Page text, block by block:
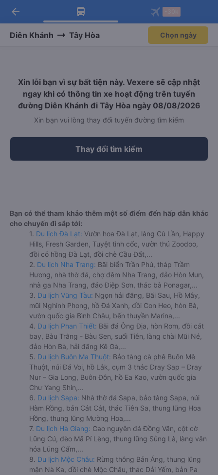
Tải app Vexere ngay!
Nhận ưu đãi thành viên độc
Mở app
Tải app Vexere
-30k/ghế khi đặt vé máy bay qua
Mở app
arrow_back
Diên Khánh Tây Hòa Chọn ngày
Xin lỗi bạn vì sự bất tiện này. Vexere sẽ cập nhật
ngay khi có thông tin xe hoạt động trên tuyến
đường Diên Khánh đi Tây Hòa ngày 08/08/2026
Xin bạn vui lòng thay đổi tuyến đường tìm kiếm
Thay đổi tìm kiếm
Bạn có thể tham khảo thêm một số điểm đến hấp dẫn khác
cho chuyến đi sắp tới:
1. Du lịch Đà Lạt: Vườn hoa Đà Lạt, làng Cù Lần, Happy
Hills, Fresh Garden, Tuyệt tình cốc, vườn thú Zoodoo,
đồi cỏ hồng Đà Lạt, đồi chè Cầu Đất,...
2. Du lịch Nha Trang: Bãi biển Trần Phú, tháp Trầm
Hương, nhà thờ đá, chợ đêm Nha Trang, đảo Hòn Mun,
nhà ga Nha Trang, đảo Điệp Sơn, thác bà Ponagar,...
3. Du lịch Vũng Tàu: Ngọn hải đăng, Bãi Sau, Hồ Mây,
mũi Nghinh Phong, hồ Đá Xanh, đồi Con Heo, hòn Bà,
vườn quốc gia Bình Châu, bến thuyền Marina,...
4. Du lịch Phan Thiết: Bãi đá Ông Địa, hòn Rơm, đồi cát
bay, Bàu Trắng - Bàu Sen, suối Tiên, làng chài Mũi Né,
đảo Hòn Bà, hải đăng Kê Gà,...
5. Du lịch Buôn Ma Thuột: Bảo tàng cà phê Buôn Mê
Thuột, núi Đá Voi, hồ Lắk, cụm 3 thác Dray Sap – Dray
Nur – Gia Long, Buôn Đôn, hồ Ea Kao, vườn quốc gia
Chư Yang Shin,...
6. Du lịch Sapa: Nhà thờ đá Sapa, bảo tàng Sapa, núi
Hàm Rồng, bản Cát Cát, thác Tiên Sa, thung lũng Hoa
Hồng, thung lũng Mường Hoa,...
7. Du lịch Hà Giang: Cao nguyên đá Đồng Văn, cột cờ
Lũng Cú, đèo Mã Pí Lèng, thung lũng Sủng Là, làng văn
hóa Lũng Cẩm,...
8. Du lịch Mộc Châu: Rừng thông Bản Áng, thung lũng
mận Nà Ka, đồi chè Mộc Châu, thác Dải Yếm, bản Pa